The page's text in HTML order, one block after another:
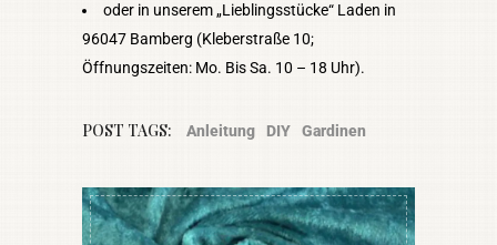
oder in unserem „Lieblingsstücke“ Laden in
96047 Bamberg (Kleberstraße 10;
Öffnungszeiten: Mo. Bis Sa. 10 – 18 Uhr).
POST TAGS: Anleitung DIY Gardinen